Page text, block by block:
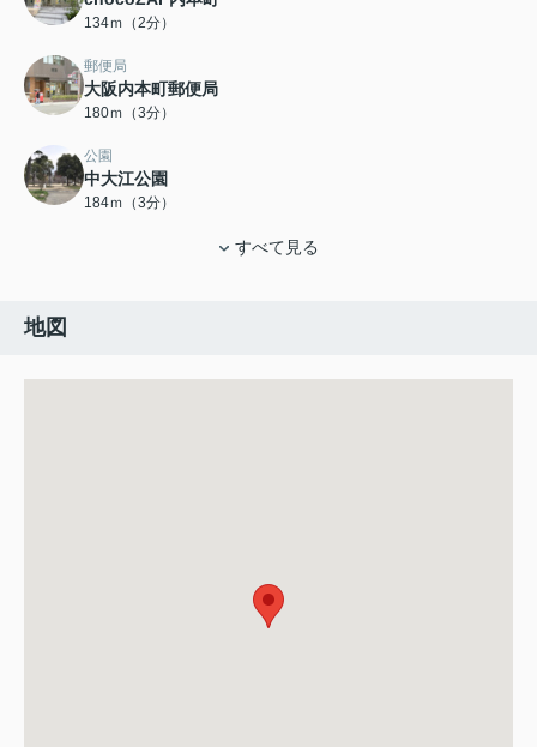
134ｍ（2分）
郵便局
大阪内本町郵便局
180ｍ（3分）
公園
中大江公園
184ｍ（3分）
すべて見る
地図